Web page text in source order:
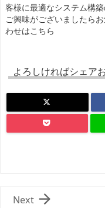
客様に最適なシステム構築
ご興味がございましたら
わせはこちら
よろしければシェア

Next